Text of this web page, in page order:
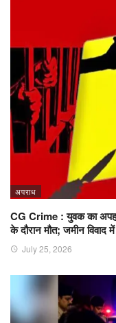
अपराध
CG Crime : युवक का
के दौरान मौत; जमीन विवाद
July 25, 2026